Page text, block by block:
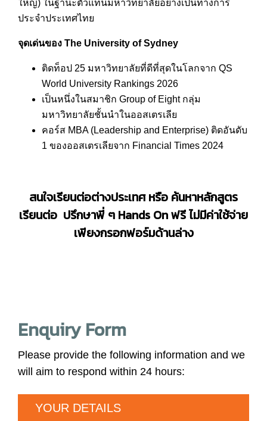
ใหญ่) ในฐานะตัวแทนมหาวิทยาลัยอย่างเป็นทางการ
ประจำประเทศไทย
จุดเด่นของ The University of Sydney
ติดท็อป 25 มหาวิทยาลัยที่ดีที่สุดในโลกจาก QS
World University Rankings 2026
เป็นหนึ่งในสมาชิก Group of Eight กลุ่ม
มหาวิทยาลัยชั้นนำในออสเตรเลีย
คอร์ส MBA (Leadership and Enterprise) ติดอันดับ
1 ของออสเตรเลียจาก Financial Times 2024
สนใจเรียนต่อต่างประเทศ หรือ ค้นหาหลักสูตร
เรียนต่อ ปรึกษาพี่ ๆ Hands Onฟรี ไม่มีค่าใช้จ่าย
เพียงกรอกฟอร์มด้านล่าง
Enquiry Form
Please provide the following information and we
will aim to respond within 24 hours:
YOUR DETAILS